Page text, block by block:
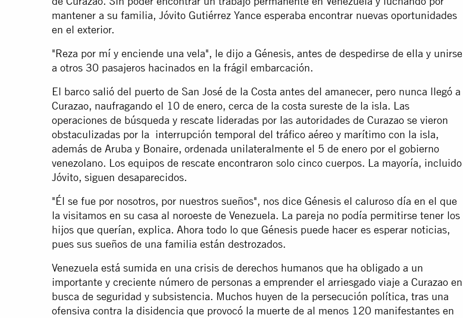
mantener a su familia, Jóvito Gutiérrez Yance esperaba encontrar nuevas oportunidades
en el exterior.
"Reza por mí y enciende una vela", le dijo a Génesis, antes de despedirse de ella y unirse
a otros 30 pasajeros hacinados en la frágil embarcación.
El barco salió del puerto de San José de la Costa antes del amanecer, pero nunca llegó a
Curazao, naufragando el 10 de enero, cerca de la costa sureste de la isla. Las
operaciones de búsqueda y rescate lideradas por las autoridades de Curazao se vieron
obstaculizadas por la interrupción temporal del tráfico aéreo y marítimo con la isla,
además de Aruba y Bonaire, ordenada unilateralmente el 5 de enero por el gobierno
venezolano. Los equipos de rescate encontraron solo cinco cuerpos. La mayoría, incluido
Jóvito, siguen desaparecidos.
"Él se fue por nosotros, por nuestros sueños", nos dice Génesis el caluroso día en el que
la visitamos en su casa al noroeste de Venezuela. La pareja no podía permitirse tener los
hijos que querían, explica. Ahora todo lo que Génesis puede hacer es esperar noticias,
pues sus sueños de una familia están destrozados.
Venezuela está sumida en una crisis de derechos humanos que ha obligado a un
importante y creciente número de personas a emprender el arriesgado viaje a Curazao en
busca de seguridad y subsistencia. Muchos huyen de la persecución política, tras una
ofensiva contra la disidencia que provocó la muerte de al menos 120 manifestantes en